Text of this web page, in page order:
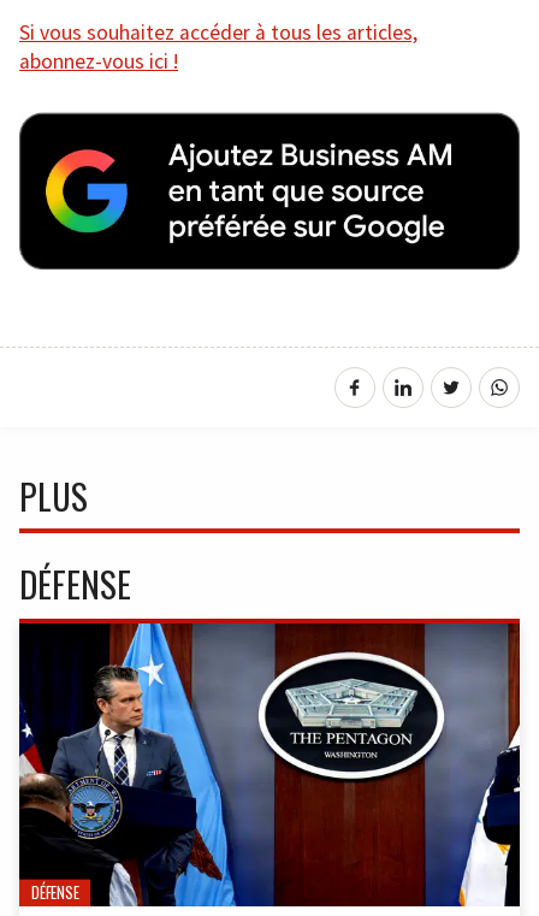
Si vous souhaitez accéder à tous les articles,
abonnez-vous ici !
PLUS
DÉFENSE
DÉFENSE